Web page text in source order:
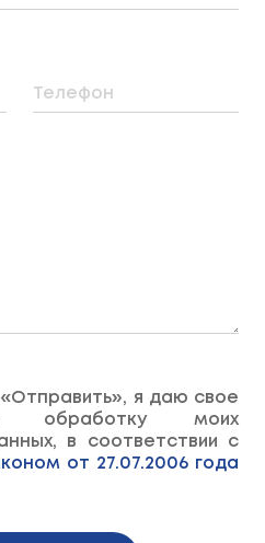
Телефон
я даю свое
обработку моих
в соответствии с
от 27.07.2006 года